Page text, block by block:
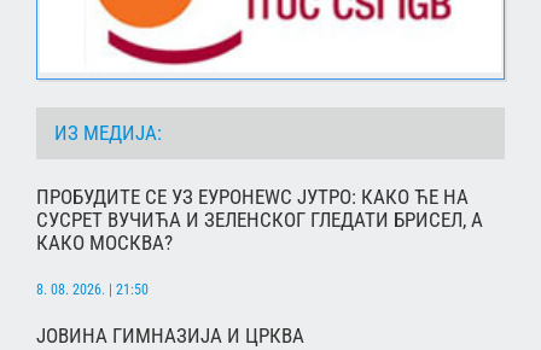
ИЗ МЕДИЈА:
ПРОБУДИТЕ СЕ УЗ ЕУРОНЕWС ЈУТРО: КАКО ЋЕ НА
СУСРЕТ ВУЧИЋА И ЗЕЛЕНСКОГ ГЛЕДАТИ БРИСЕЛ, А
КАКО МОСКВА?
8. 08. 2026. | 21:50
ЈОВИНА ГИМНАЗИЈА И ЦРКВА